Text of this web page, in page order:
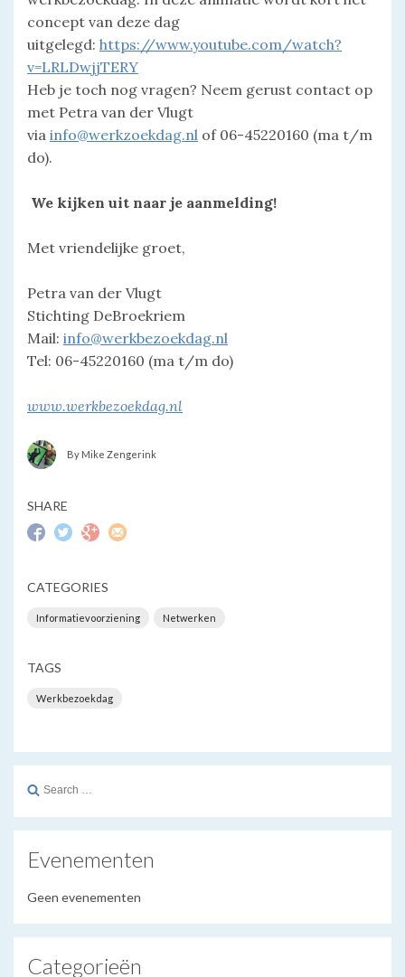
concept van deze dag
uitgelegd: https://www.youtube.com/watch?
v=LRLDwjjTERY
Heb je toch nog vragen? Neem gerust contact op
met Petra van der Vlugt
via info@werkzoekdag.nl of 06-45220160 (ma t/m
do).
We kijken uit naar je aanmelding!
Met vriendelijke groet,
Petra van der Vlugt
Stichting DeBroekriem
Mail: info@werkbezoekdag.nl
Tel: 06-45220160 (ma t/m do)
www.werkbezoekdag.nl
By Mike Zengerink
SHARE
CATEGORIES
Informatievoorziening Netwerken
TAGS
Werkbezoekdag
Search
Evenementen
Geen evenementen
Categorieën